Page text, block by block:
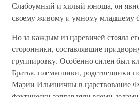
Слабоумный и хилый юноша, он явно
своему живому и умному младшему
Но за каждым из царевичей стояла
сторонники, составлявшие
группировку. Особенно силен был
Братья, племянники, родственники
Марии Ильиничны в царствование